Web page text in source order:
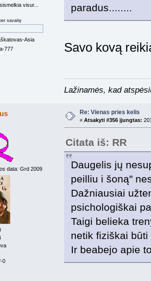
visur...
savaitę
Asia
777
paradus........
Savo kovą
Lažinamės, kad
data: Grd 2009
0
Re: Vienas pries kelis
« Atsakyti #356 įjungtas:
Citata iš: RR
Daugelis jų
peilliu i šoną"
Dažniausiai
psichologiškai
Taigi belieka
netik fiziškai
Ir beabejo apie